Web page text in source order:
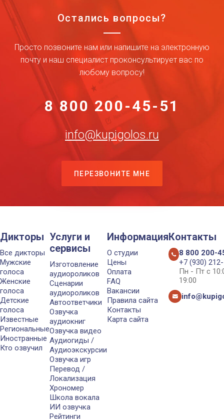
Остались вопросы?
Просто позвоните нам или напишите на электронную
почту и наш специалист проконсультирует вас по
любому вопросу!
8 800 200-45-51
info@kupigolos.ru
ПЕРЕЗВОНИТЕ МНЕ
Дикторы
Все дикторы
Мужские
голоса
Женские
голоса
Детские
голоса
Известные
Региональные
Иностранные
Кто озвучил
Услуги и
сервисы
Изготовление
аудиороликов
Сценарии
аудиороликов
Автоответчики
Озвучка
аудиокниг
Озвучка видео
Аудиогиды /
Аудиоэкскурсии
Озвучка игр
Перевод /
Локализация
Хрономер
Школа вокала
ИИ озвучка
Рейтинги
Информация
О студии
Цены
Оплата
FAQ
Вакансии
Правила сайта
Контакты
Карта сайта
Контакты
8 800 200-
+7 (930)
Пн - Пт с
19:00